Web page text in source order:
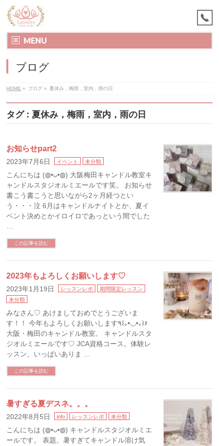
MENU
ブログ
HOME » ブログ » 夏休み，梅雨，室内，雨の日
タグ : 夏休み，梅雨，室内，雨の日
お知らせpart2
2023年7月6日 イベント 未分類
こんにちは (◍•ᴗ•◍) 大阪梅田キャンドル教室キ
ャンドルスタジオルミエールです笑。 お知らせ
書こう書こうと思いながら2ヶ月経つとい
う・・・泣 6月はキャンドルナイトとか、夏イ
ベント決めとかイロイロであっという間でした
この記事を読む
2023年もよろしくお願いします♡
2023年1月19日 レッスンレポ
期間限定レッスン
未分類
みなさん♡ あけましておめでとうございま
す！！ 今年もよろしくお願いします٩꒰｡•◡•｡꒱۶
大阪・梅田のキャンドル教室。 キャンドルスタ
ジオルミエールです♡ JCA資格コース。体験レ
ッスン。いっぱいありま …
この記事を読む
暑すぎる夏デスネ。。。
2022年8月5日 info レッスンレポ 未分類
こんにちは (◍•ᴗ•◍) キャンドルスタジオルミエ
ールです。 表題。暑すぎてキャンドル溶け気